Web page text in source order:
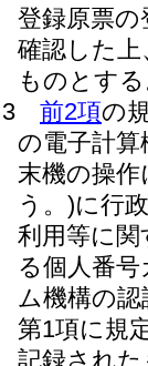
登録原票
確認した
ものとす
3
前2項の
の電子計
末機の操
う。)に行
利用等に関
る個人番
ム機構の
第1項に規
記録され